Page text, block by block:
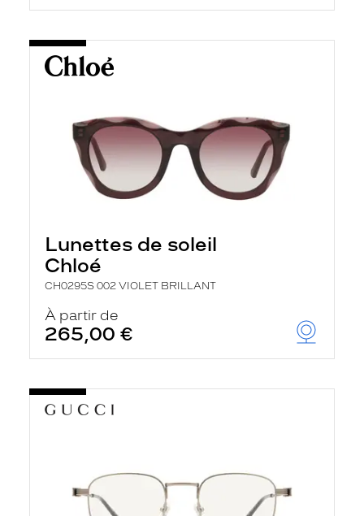
Lunettes de soleil
Chloé
CH0295S 002 VIOLET BRILLANT
À partir de
265,00 €